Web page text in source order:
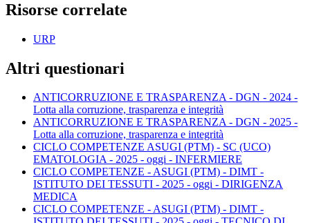
Risorse correlate
URP
Altri questionari
ANTICORRUZIONE E TRASPARENZA - DGN - 2024 -
Lotta alla corruzione, trasparenza e integrità
ANTICORRUZIONE E TRASPARENZA - DGN - 2025 -
Lotta alla corruzione, trasparenza e integrità
CICLO COMPETENZE ASUGI (PTM) - SC (UCO)
EMATOLOGIA - 2025 - oggi - INFERMIERE
CICLO COMPETENZE - ASUGI (PTM) - DIMT -
ISTITUTO DEI TESSUTI - 2025 - oggi - DIRIGENZA
MEDICA
CICLO COMPETENZE - ASUGI (PTM) - DIMT -